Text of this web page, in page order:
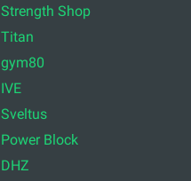
Strength Shop
Titan
gym80
IVE
Sveltus
Power Block
DHZ